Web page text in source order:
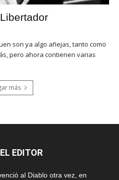
son ya algo añejas, tanto como
pero ahora contienen varias
más
EDITOR
al Diablo otra vez, en